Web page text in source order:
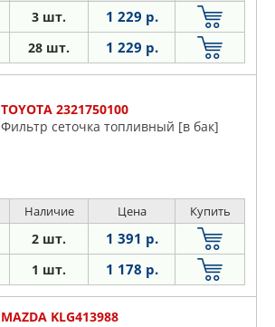
3 шт. 1 229 р.
28 шт. 1 229 р.
TOYOTA 2321750100
Фильтр сеточка топливный [в бак]
Наличие Цена Купить
2 шт. 1 391 р.
1 шт. 1 178 р.
MAZDA KLG413988